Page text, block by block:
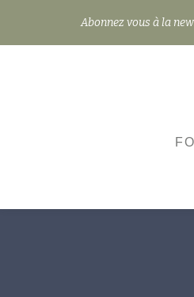
Aller
Abonnez vous à la